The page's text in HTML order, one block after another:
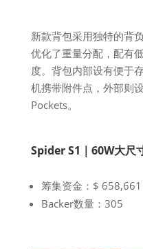
新款背包采用独特的背
优化了重量分配，配有
度。背包内部设有便于
机携带附件点，外部则
Pockets。
Spider S1｜60W大尺
筹集资金：$ 658,661
Backer数量：305